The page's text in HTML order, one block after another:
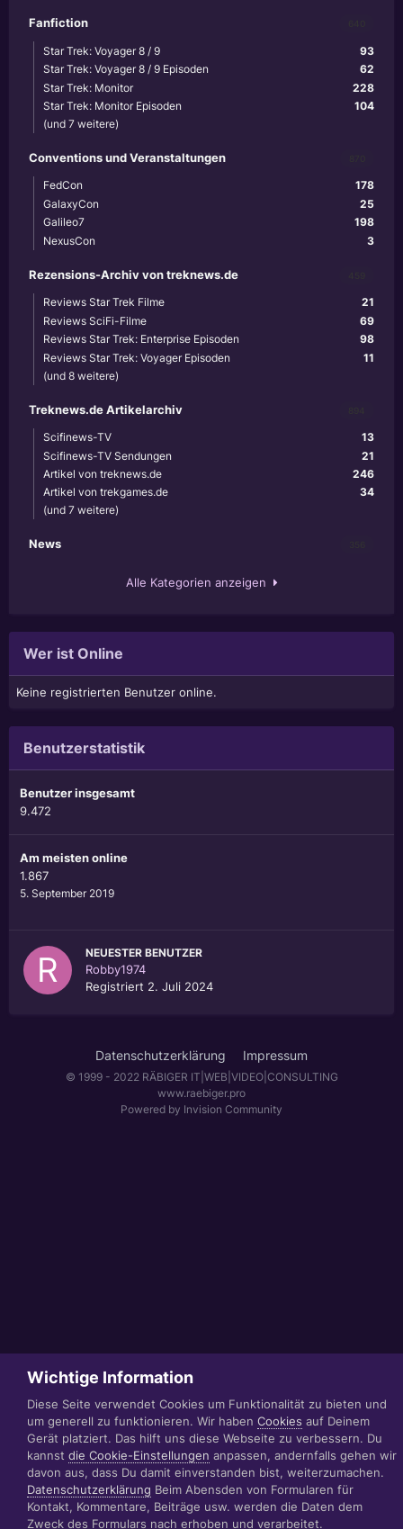
Fanfiction
93
Star Trek: Voyager 8 / 9
62
Star Trek: Voyager 8 / 9 Episoden
228
Star Trek: Monitor
104
Star Trek: Monitor Episoden
(und 7 weitere)
Conventions und Veranstaltungen
178
FedCon
25
GalaxyCon
198
Galileo7
3
NexusCon
Rezensions-Archiv von treknews.de
21
Reviews Star Trek Filme
69
Reviews SciFi-Filme
98
Reviews Star Trek: Enterprise Episoden
11
Reviews Star Trek: Voyager Episoden
(und 8 weitere)
Treknews.de Artikelarchiv
13
Scifinews-TV
21
Scifinews-TV Sendungen
246
Artikel von treknews.de
34
Artikel von trekgames.de
(und 7 weitere)
News
Alle Kategorien anzeigen
Wer ist Online
Keine registrierten Benutzer online.
Benutzerstatistik
Benutzer insgesamt
9.472
Am meisten online
1.867
5. September 2019
NEUESTER BENUTZER
Robby1974
Registriert 2. Juli 2024
Datenschutzerklärung Impressum
© 1999 - 2022 RÄBIGER IT|WEB|VIDEO|CONSULTING
www.raebiger.pro
Powered by Invision Community
Wichtige Information
Diese Seite verwendet Cookies um Funktionalität zu bieten und
um generell zu funktionieren. Wir haben Cookies auf Deinem
Gerät platziert. Das hilft uns diese Webseite zu verbessern. Du
kannst die Cookie-Einstellungen anpassen, andernfalls gehen wir
davon aus, dass Du damit einverstanden bist, weiterzumachen.
Datenschutzerklärung Beim Abensden von Formularen für
Kontakt, Kommentare, Beiträge usw. werden die Daten dem
Zweck des Formulars nach erhoben und verarbeitet.